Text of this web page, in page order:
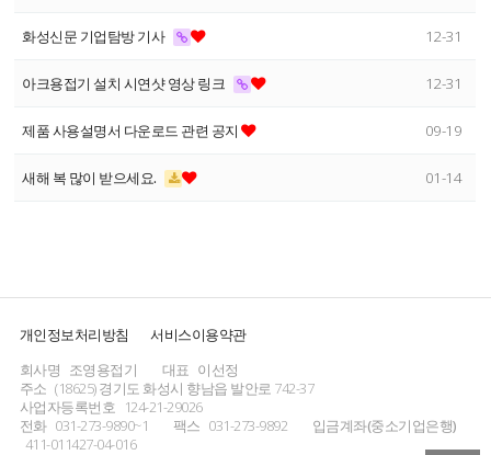
화성신문 기업탐방 기사 12-31
아크용접기 설치 시연샷 영상 링크 12-31
제품 사용설명서 다운로드 관련 공지 09-19
새해 복 많이 받으세요. 01-14
개인정보처리방침
서비스이용약관
회사명 조영용접기 대표 이선정
주소 (18625) 경기도 화성시 향남읍 발안로 742-37
사업자등록번호 124-21-29026
전화 031-273-9890~1 팩스 031-273-9892
입금계좌(중소기업은행)
411-011427-04-016